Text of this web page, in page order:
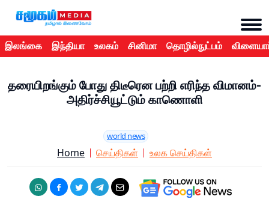
இலங்கை இந்தியா உலகம் சினிமா தொழில்நுட்பம்
தரையிறங்கும் போது திடீரென பற்றி எரிந்த விமானம்-
அதிர்ச்சியூட்டும் காணொளி
world news
Home செய்திகள் உலக செய்திகள்